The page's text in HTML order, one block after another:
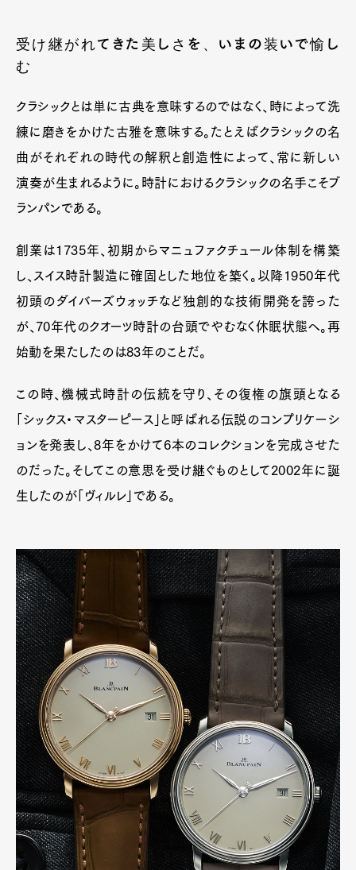
受け継がれてきた美しさを、いまの装いで愉し
む
クラシックとは単に古典を意味するのではなく、時によって洗
練に磨きをかけた古雅を意味する。たとえばクラシックの名
曲がそれぞれの時代の解釈と創造性によって、常に新しい
演奏が生まれるように。時計におけるクラシックの名手こそブ
ランパンである。
創業は1735年、初期からマニュファクチュール体制を構築
し、スイス時計製造に確固とした地位を築く。以降1950年代
初頭のダイバーズウォッチなど独創的な技術開発を誇った
が、70年代のクオーツ時計の台頭でやむなく休眠状態へ。再
始動を果たしたのは83年のことだ。
この時、機械式時計の伝統を守り、その復権の旗頭となる
「シックス・マスターピース」と呼ばれる伝説のコンプリケーシ
ョンを発表し、8年をかけて6本のコレクションを完成させた
のだった。そしてこの意思を受け継ぐものとして2002年に誕
生したのが「ヴィルレ」である。